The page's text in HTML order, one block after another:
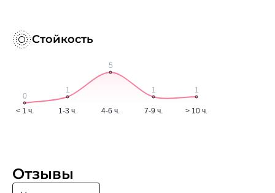
Стойкость
Отзывы